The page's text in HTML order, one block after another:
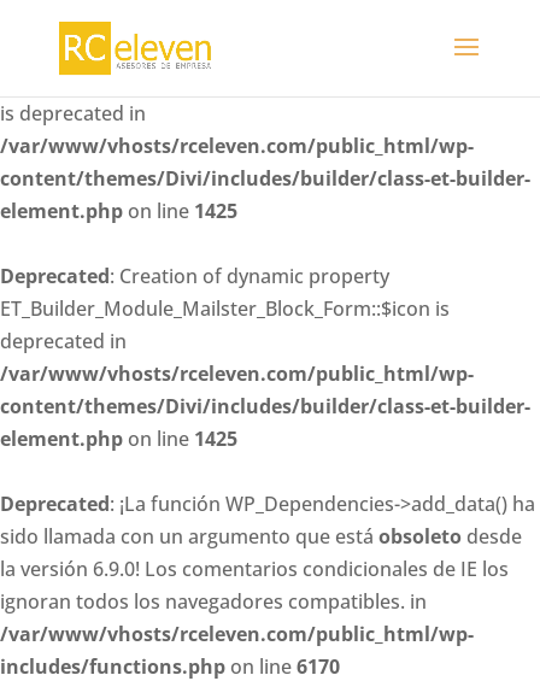
Deprecated : Creation of dynamic property
is deprecated in
/var/www/vhosts/rceleven.com/public_html/wp-
content/themes/Divi/includes/builder/class-et-builder-
element.php on line 1425
Deprecated: Creation of dynamic property
ET_Builder_Module_Mailster_Block_Form::$icon is
deprecated in
/var/www/vhosts/rceleven.com/public_html/wp-
content/themes/Divi/includes/builder/class-et-builder-
element.php on line 1425
Deprecated: ¡La función WP_Dependencies->add_data() ha
sido llamada con un argumento que está obsoleto desde
la versión 6.9.0! Los comentarios condicionales de IE los
ignoran todos los navegadores compatibles. in
/var/www/vhosts/rceleven.com/public_html/wp-
includes/functions.php on line6170